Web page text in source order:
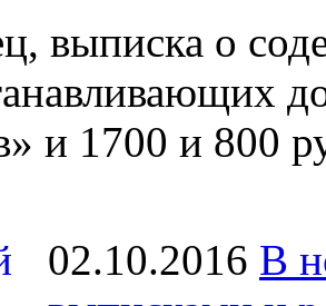
выписка о
и 1700 и 800
02.10.2016 В